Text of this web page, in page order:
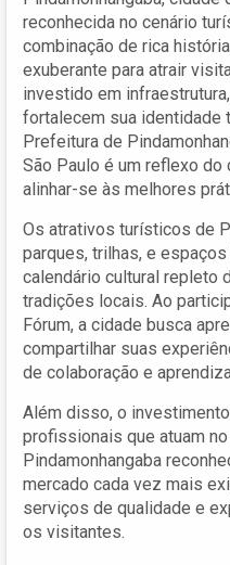
reconhecida no cenário
combinação de rica
exuberante para atrair
investido em
fortalecem sua identidade
Prefeitura de
São Paulo é um reflexo
alinhar-se às melhores
Os atrativos turísticos de
parques, trilhas, e
calendário cultural repleto
tradições locais. Ao
Fórum, a cidade busca
compartilhar suas
de colaboração e
Além disso, o
profissionais que atuam
Pindamonhangaba
mercado cada vez mais
serviços de qualidade e
os visitantes.